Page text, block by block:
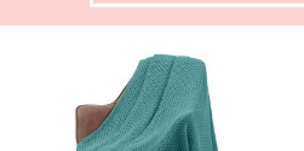
ЦЕНА